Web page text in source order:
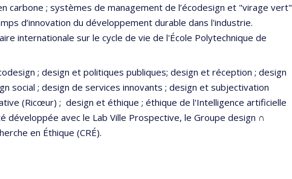
carbone ; systèmes de management de l’écodesign et "virage vert"
d’innovation du développement durable dans l'industrie.
internationale sur le cycle de vie de l'École Polytechnique de
; design et politiques publiques; design et réception ; design
social ; design de services innovants ; design et subjectivation
(Ricœur) ; design et éthique ; éthique de l'Intelligence artificielle
avec le Lab Ville Prospective, le Groupe design ∩
en Éthique (CRÉ).